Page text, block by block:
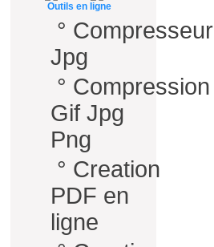
Outils en ligne
° Compresseur
Jpg
° Compression
Gif Jpg
Png
° Creation
PDF en
ligne